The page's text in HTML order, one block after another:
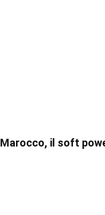
Marocco, il soft